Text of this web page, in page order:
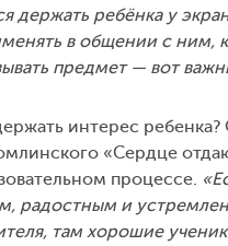
ребёнка у
в общении с ним,
предмет — вот
интерес
«Сердце
процессе.
радостным и
там хорошие